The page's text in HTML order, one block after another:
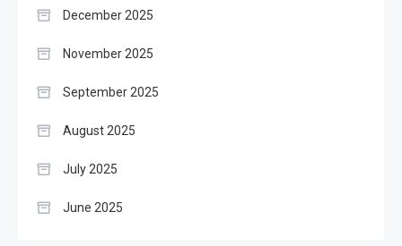
December 2025
November 2025
September 2025
August 2025
July 2025
June 2025